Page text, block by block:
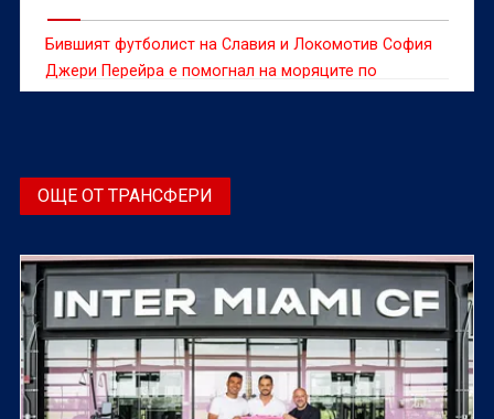
Бившият футболист на Славия и Локомотив София
Джери Перейра е помогнал на моряците по
селекцията.
ОЩЕ ОТ ТРАНСФЕРИ